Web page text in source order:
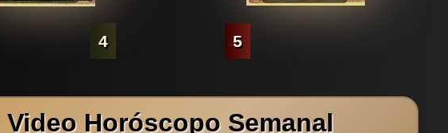
4 5
Video Horóscopo Semanal